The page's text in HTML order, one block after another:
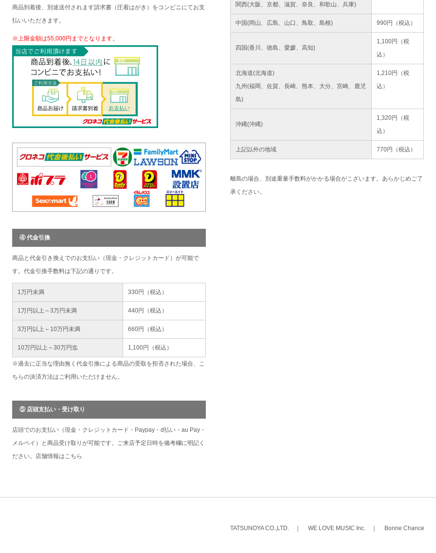
商品到着後、別途送付されます請求書（圧着はがき）をコンビニにてお支
払いいただきます。
※上限金額は55,000円までとなります。
④ 代金引換
商品と代金引き換えでのお支払い（現金・クレジットカード）が可能で
す。代金引換手数料は下記の通りです。
1万円未満 330円（税込）
1万円以上～3万円未満 440円（税込）
3万円以上～10万円未満 660円（税込）
10万円以上～30万円迄 1,100円（税込）
※過去に正当な理由無く代金引換による商品の受取を拒否された場合、こ
ちらの決済方法はご利用いただけません。
⑤ 店頭支払い・受け取り
店頭でのお支払い（現金・クレジットカード・Paypay・d払い・au Pay・
メルペイ）と商品受け取りが可能です。ご来店予定日時を備考欄に明記く
ださい。店舗情報はこちら
関西(大阪、京都、滋賀、奈良、和歌山、兵庫)
中国(岡山、広島、山口、鳥取、島根) 990円（税込）
四国(香川、徳島、愛媛、高知)
1,100円（税
込）
北海道(北海道)
九州(福岡、佐賀、長崎、熊本、大分、宮崎、鹿児
島)
1,210円（税
込）
沖縄(沖縄)
1,320円（税
込）
上記以外の地域 770円（税込）
離島の場合、別途重量手数料がかかる場合がこざいます。あらかじめご了
承ください。
TATSUNOYA CO.,LTD.｜ WE LOVE MUSIC Inc.｜ Bonne Chance